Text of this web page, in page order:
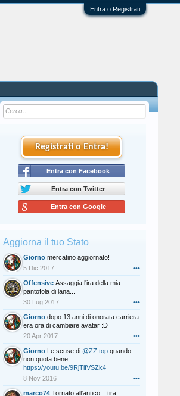
Entra o Registrati
Tutti gli utenti che partecipano al
cliccando qui di seguito:Regolamento
Registrati o Entra!
Entra con Facebook
Entra con Twitter
Entra con Google
Aggiorna il tuo Stato
Giorno mercatino aggiornato!
5 Dic 2017
•••
Offensive Assaggia l'ira della mia
pantofola di lana...
30 Lug 2017
•••
Giorno dopo 13 anni di onorata carriera
era ora di cambiare avatar :D
20 Apr 2017
•••
Giorno Le scuse di @ZZ top quando
non quota bene:
https://youtu.be/9RjTlfVSZk4
8 Nov 2016
•••
marco74 Tornato all'antico....tira